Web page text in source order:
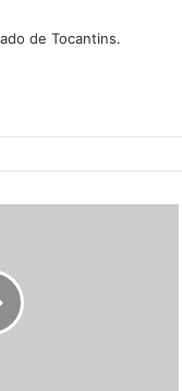
de Tocantins.